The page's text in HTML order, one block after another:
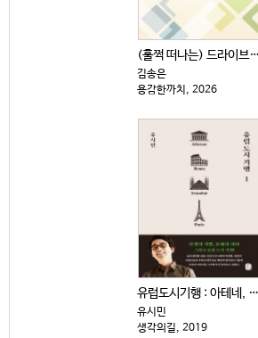
(훌쩍 떠나는) 드라이브 전국 일주
김송은
용감한까치, 2026
유럽도시기행 : 아테네, 로마, 이스탄불, 파리 . 1
유시민
생각의길, 2019